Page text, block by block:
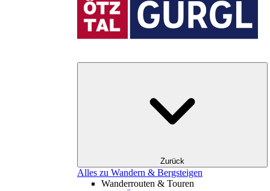
Zurück
Alles zu Wandern & Bergsteigen
Wanderrouten & Touren